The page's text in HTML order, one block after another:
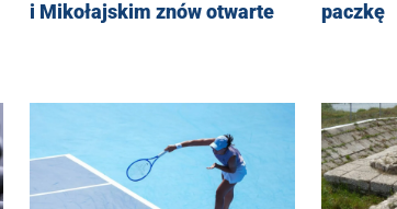
i Mikołajskim znów otwarte
paczkę